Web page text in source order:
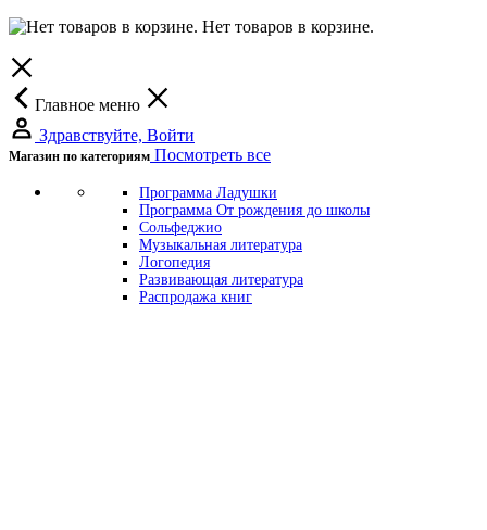
Нет товаров в корзине.
Главное меню
Здравствуйте, Войти
Магазин по категориям Посмотреть все
Программа Ладушки
Программа От рождения до школы
Сольфеджио
Музыкальная литература
Логопедия
Развивающая литература
Распродажа книг